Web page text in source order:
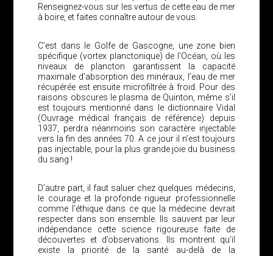
Renseignez-vous sur les vertus de cette eau de mer
à boire, et faites connaître autour de vous.
C’est dans le Golfe de Gascogne, une zone bien
spécifique (vortex planctonique) de l’Océan, où les
niveaux de plancton garantissent la capacité
maximale d’absorption des minéraux, l’eau de mer
récupérée est ensuite microfiltrée à froid. Pour des
raisons obscures le plasma de Quinton, même s’il
est toujours mentionné dans le dictionnaire Vidal
(Ouvrage médical français de référence) depuis
1937, perdra néanmoins son caractère injectable
vers la fin des années 70. A ce jour il n’est toujours
pas injectable, pour la plus grande joie du business
du sang !
D’autre part, il faut saluer chez quelques médecins,
le courage et la profonde rigueur professionnelle
comme l’éthique dans ce que la médecine devrait
respecter dans son ensemble. Ils sauvent par leur
indépendance cette science rigoureuse faite de
découvertes et d’observations. Ils montrent qu’il
existe la priorité de la santé au-delà de la